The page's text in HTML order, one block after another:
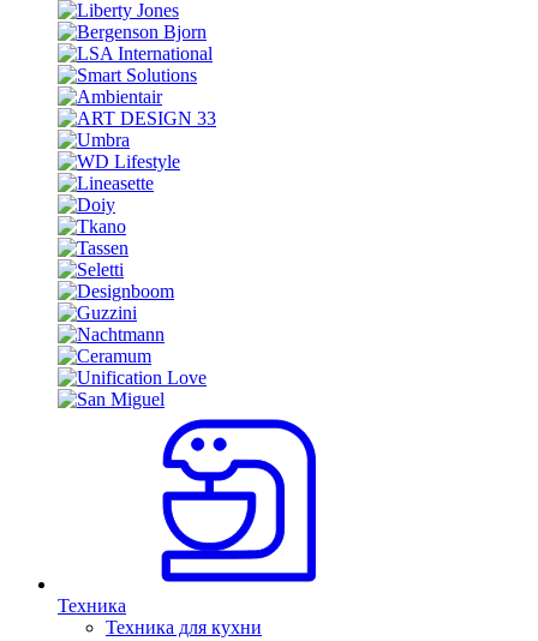
Техника
Техника для кухни